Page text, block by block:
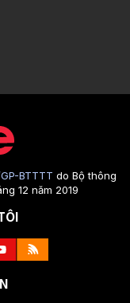
BTTTT do Bộ thông
12 năm 2019